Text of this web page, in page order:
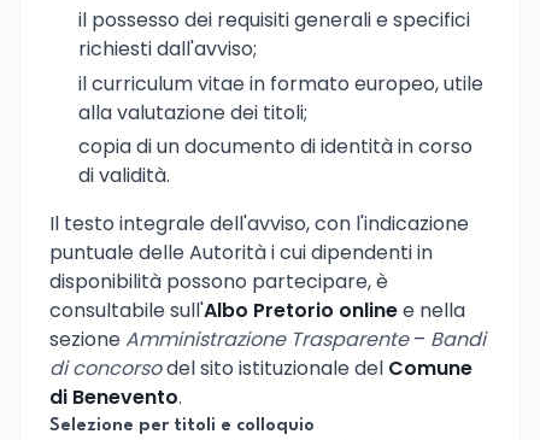
il possesso dei requisiti generali e specifici
richiesti dall'avviso;
il curriculum vitae in formato europeo, utile
alla valutazione dei titoli;
copia di un documento di identità in corso
di validità.
Il testo integrale dell'avviso, con l'indicazione
puntuale delle Autorità i cui dipendenti in
disponibilità possono partecipare, è
consultabile sull'Albo Pretorio onlinee nella
sezioneAmministrazione Trasparente– Bandi
di concorsodel sito istituzionale del Comune
di Benevento.
Selezione per titoli e colloquio